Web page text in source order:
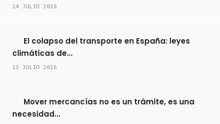
14 JULIO 2026
El colapso del transporte en España: leyes
climáticas de...
13 JULIO 2026
Mover mercancías no es un trámite, es una
necesidad...